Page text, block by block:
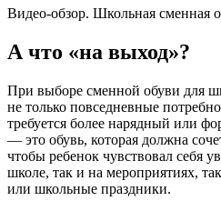
Видео-обзор. Школьная сменная
А что «на выход»?
При выборе сменной обуви для
не только повседневные
требуется более нарядный или
— это обувь, которая должна
чтобы ребенок чувствовал себя
школе, так и на мероприятиях,
или школьные праздники.